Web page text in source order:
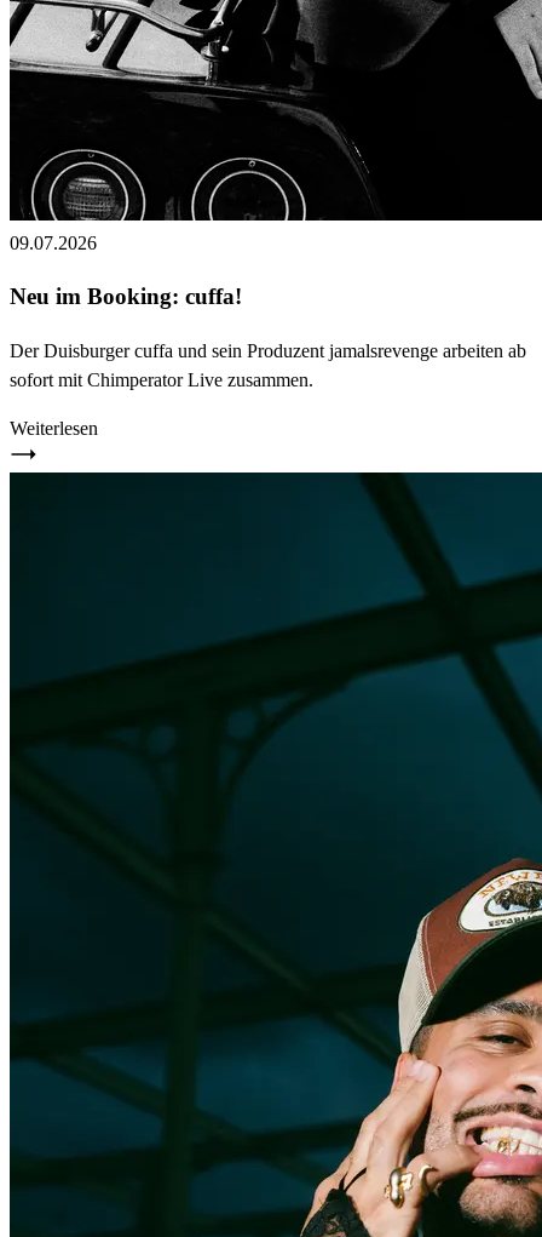
09.07.2026
Neu im Booking: cuffa!
Der Duisburger cuffa und sein Produzent jamalsrevenge arbeiten ab
sofort mit Chimperator Live zusammen.
Weiterlesen